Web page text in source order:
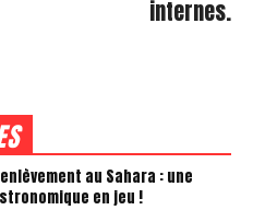
internes.
au Sahara : une
en jeu !